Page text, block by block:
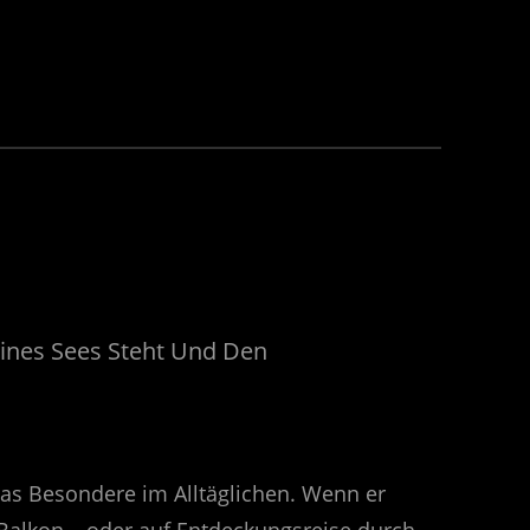
Besondere im Alltäglichen. Wenn er